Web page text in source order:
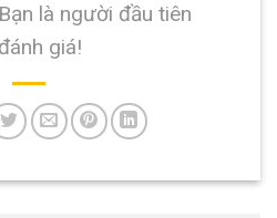
Bạn là người đầu tiên
đánh giá!